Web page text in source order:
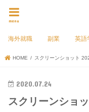
menu
海外就職 副業 英語
HOME スクリーンショット
2020.07.24
スクリーンショ